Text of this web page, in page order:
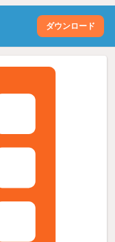
ダウンロード